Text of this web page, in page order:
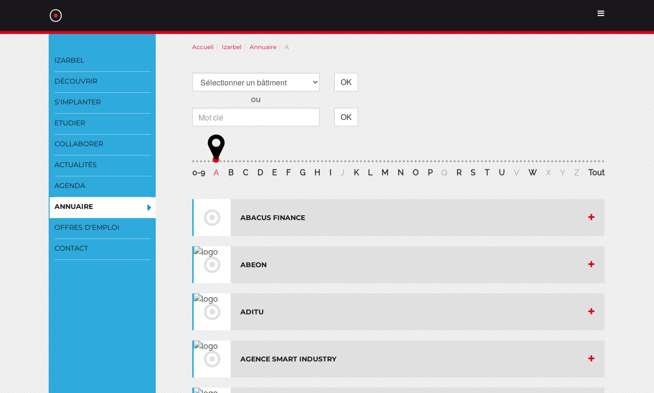
IZARBEL
DÉCOUVRIR
S'IMPLANTER
ETUDIER
COLLABORER
ACTUALITÉS
AGENDA
ANNUAIRE
OFFRES D'EMPLOI
CONTACT
Accueil Izarbel Annuaire A
OK
ou
OK
0-9 A B C D E F G H I J K L M N O P Q R S T U V W X Y Z Tout
ABACUS FINANCE
ABEON
ADITU
AGENCE SMART INDUSTRY